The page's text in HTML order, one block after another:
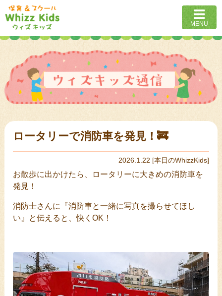
MENU
ロータリーで消防車を発見！🚒
2026.1.22 [本日のWhizzKids]
お散歩に出かけたら、ロータリーに大きめの消防車を
発見！
消防士さんに『消防車と一緒に写真を撮らせてほし
い』と伝えると、快くOK！